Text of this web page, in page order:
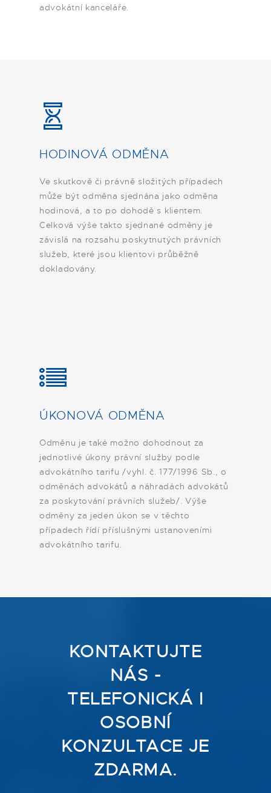
advokátní kanceláře.
HODINOVÁ ODMĚNA
Ve skutkově či právně složitých případech
může být odměna sjednána jako odměna
hodinová, a to po dohodě s klientem.
Celková výše takto sjednané odměny je
závislá na rozsahu poskytnutých právních
služeb, které jsou klientovi průběžně
dokladovány.
ÚKONOVÁ ODMĚNA
Odměnu je také možno dohodnout za
jednotlivé úkony právní služby podle
advokátního tarifu /vyhl. č. 177/1996 Sb., o
odměnách advokátů a náhradách advokátů
za poskytování právních služeb/. Výše
odměny za jeden úkon se v těchto
případech řídí příslušnými ustanoveními
advokátního tarifu.
KONTAKTUJTE
NÁS -
TELEFONICKÁ I
OSOBNÍ
KONZULTACE JE
ZDARMA.